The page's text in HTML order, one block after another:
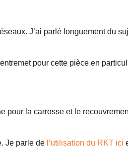
J’ai parlé longuement du
pour cette pièce en
pour la carrosse et le
Je parle de l’utilisation du RKT ici